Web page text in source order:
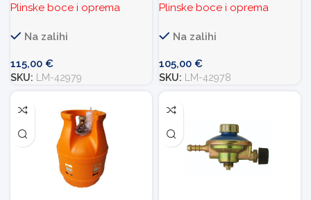
Plinske boce i oprema
Na zalihi
115,00 €
SKU: LM-42979
Plinske boce i oprema
Na zalihi
105,00 €
SKU: LM-42978